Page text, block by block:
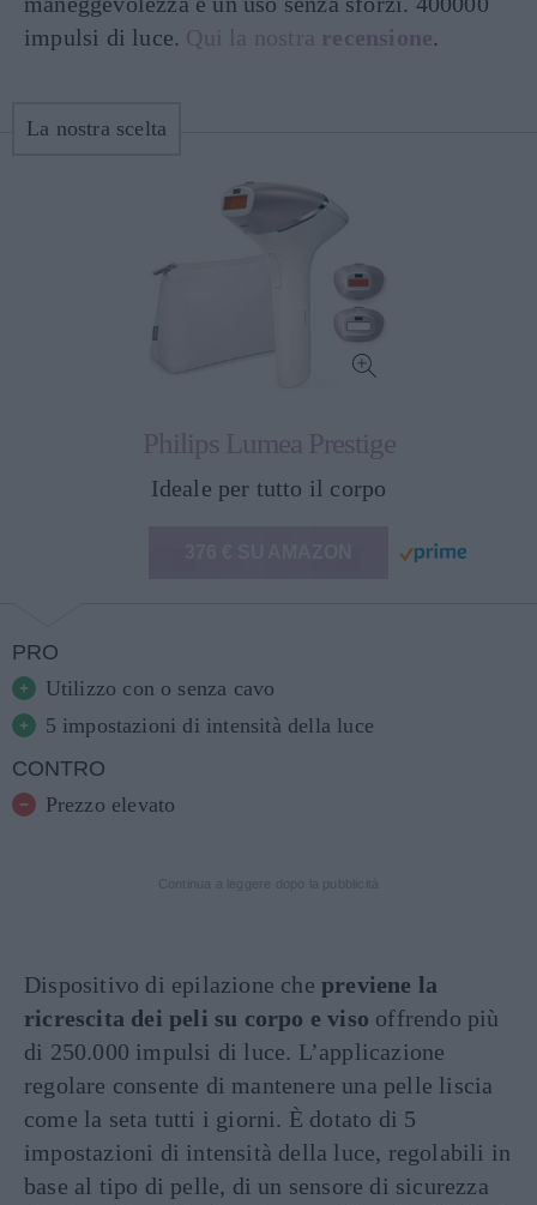
impulsi di luce. Qui la nostra recensione.
La nostra scelta
Philips Lumea Prestige
Ideale per tutto il corpo
PRO
Utilizzo con o senza cavo
5 impostazioni di intensità della luce
CONTRO
Prezzo elevato
Dispositivo di epilazione che previene la
ricrescita dei peli su corpo e viso offrendo più
di 250.000 impulsi di luce. L’applicazione
regolare consente di mantenere una pelle liscia
come la seta tutti i giorni. È dotato di 5
impostazioni di intensità della luce, regolabili in
base al tipo di pelle, di un sensore di sicurezza